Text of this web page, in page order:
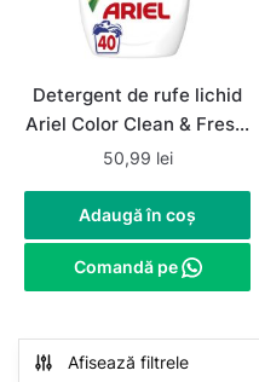
Detergent de rufe lichid
Ariel Color Clean & Fresh,
40 spalari, 2L
50,99 lei
Adaugă în coș
Comandă pe
Afisează filtrele